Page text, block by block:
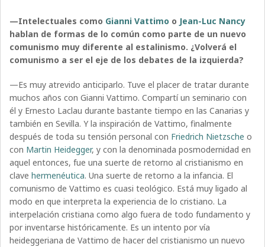
—Intelectuales como Gianni Vattimo o Jean-Luc Nancy
hablan de formas de lo común como parte de un nuevo
comunismo muy diferente al estalinismo. ¿Volverá el
comunismo a ser el eje de los debates de la izquierda?
—Es muy atrevido anticiparlo. Tuve el placer de tratar durante
muchos años con Gianni Vattimo. Compartí un seminario con
él y Ernesto Laclau durante bastante tiempo en las Canarias y
también en Sevilla. Y la inspiración de Vattimo, finalmente
después de toda su tensión personal con Friedrich Nietzsche o
con Martin Heidegger, y con la denominada posmodernidad en
aquel entonces, fue una suerte de retorno al cristianismo en
clavehermenéutica. Una suerte de retorno a la infancia. El
comunismo de Vattimo es cuasi teológico. Está muy ligado al
modo en que interpreta la experiencia de lo cristiano. La
interpelación cristiana como algo fuera de todo fundamento y
por inventarse históricamente. Es un intento por vía
heideggeriana de Vattimo de hacer del cristianismo un nuevo